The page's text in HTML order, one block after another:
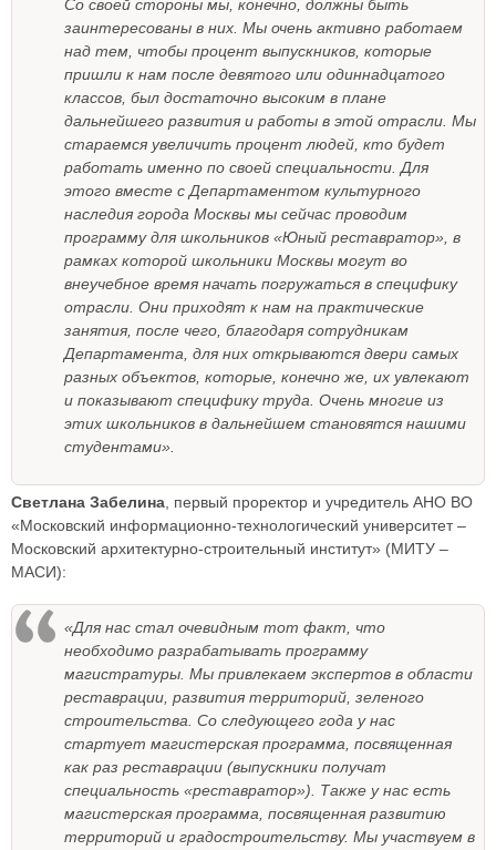
Со своей стороны мы, конечно, должны быть
заинтересованы в них. Мы очень активно работаем
над тем, чтобы процент выпускников, которые
пришли к нам после девятого или одиннадцатого
классов, был достаточно высоким в плане
дальнейшего развития и работы в этой отрасли. Мы
стараемся увеличить процент людей, кто будет
работать именно по своей специальности. Для
этого вместе с Департаментом культурного
наследия города Москвы мы сейчас проводим
программу для школьников «Юный реставратор», в
рамках которой школьники Москвы могут во
внеучебное время начать погружаться в специфику
отрасли. Они приходят к нам на практические
занятия, после чего, благодаря сотрудникам
Департамента, для них открываются двери самых
разных объектов, которые, конечно же, их увлекают
и показывают специфику труда. Очень многие из
этих школьников в дальнейшем становятся нашими
студентами».
Светлана Забелина , первый проректор и учредитель АНО ВО
«Московский информационно-технологический университет –
Московский архитектурно-строительный институт» (МИТУ –
МАСИ):
«Для нас стал очевидным тот факт, что
необходимо разрабатывать программу
магистратуры. Мы привлекаем экспертов в области
реставрации, развития территорий, зеленого
строительства. Со следующего года у нас
стартует магистерская программа, посвященная
как раз реставрации (выпускники получат
специальность «реставратор»). Также у нас есть
магистерская программа, посвященная развитию
территорий и градостроительству. Мы участвуем в